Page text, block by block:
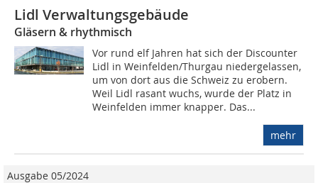
Lidl Verwaltungsgebäude
Gläsern & rhythmisch
Vor rund elf Jahren hat sich der Discounter
Lidl in Weinfelden/Thurgau niedergelassen,
um von dort aus die Schweiz zu erobern.
Weil Lidl rasant wuchs, wurde der Platz in
Weinfelden immer knapper. Das...
mehr
Ausgabe 05/2024